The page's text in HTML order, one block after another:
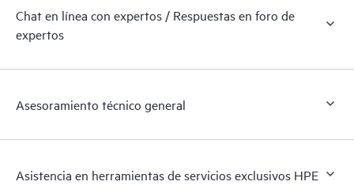
Chat en línea con expertos / Respuestas en foro de
expertos
Asesoramiento técnico general
Asistencia en herramientas de servicios exclusivos HPE